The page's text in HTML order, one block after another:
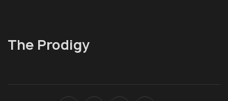
The Prodigy